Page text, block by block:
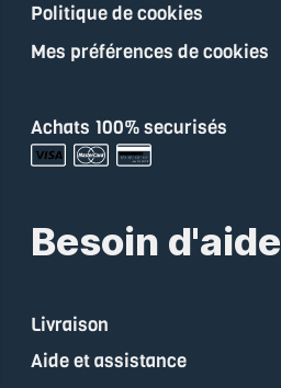
Politique de cookies
Mes préférences de cookies
Achats 100% securisés
Besoin d'aide
Livraison
Aide et assistance